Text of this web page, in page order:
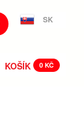
SK
KOŠÍK 0 KČ